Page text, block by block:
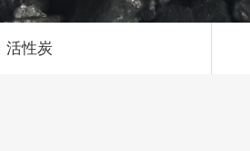
活性炭